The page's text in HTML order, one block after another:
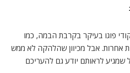
פוגו בעיקר בקרבת הבמה, כמו
אחרות. אבל מכיוון שהלהקה לא ממש
שמגיע לראותם יודע גם להעריכם